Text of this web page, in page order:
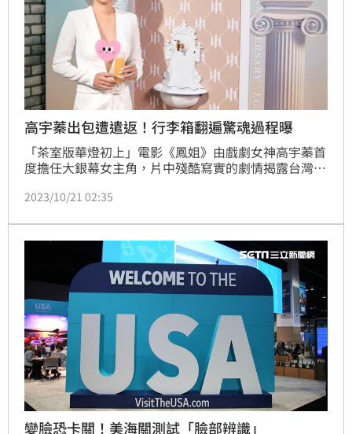
高宇蓁出包遭遣返！行李箱翻遍驚魂過程曝
「茶室版華燈初上」電影《鳳姐》由戲劇女神高宇蓁首
度擔任大銀幕女主角，片中殘酷寫實的劇情揭露台灣早
娼生活。《鳳姐》近日傳出捷報，入選第43屆夏威夷國
夏威夷後，高宇蓁居然被海關拒絕入境，如今正在遣返
的班機上。
2023/10/21 02:35
變臉恐卡關！美海關測試「臉部辨識」